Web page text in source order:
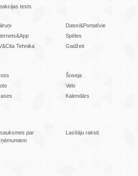
tests
Datori&Portatīvie
Spēles
Tehnika
Gadžeti
Šoseja
Velo
Kalendārs
par
Lasītāju raksti